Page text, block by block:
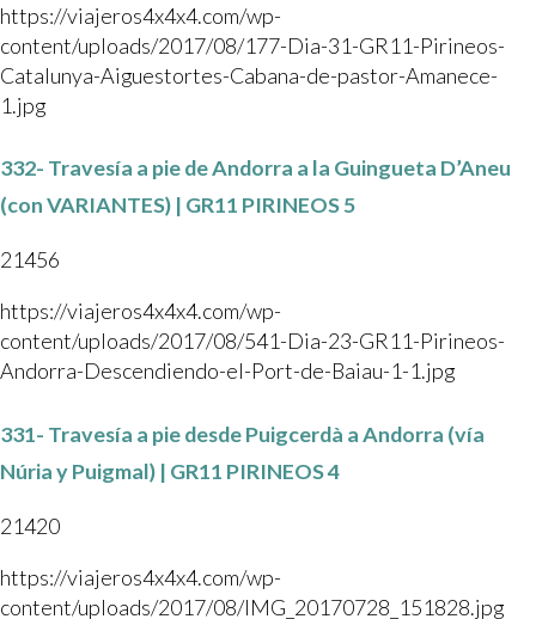
https://viajeros4x4x4.com/wp-
content/uploads/2017/08/177-Dia-31-GR11-Pirineos-
Catalunya-Aiguestortes-Cabana-de-pastor-Amanece-
1.jpg
332- Travesía a pie de Andorra a la Guingueta D’Aneu
(con VARIANTES) | GR11 PIRINEOS 5
21456
https://viajeros4x4x4.com/wp-
content/uploads/2017/08/541-Dia-23-GR11-Pirineos-
Andorra-Descendiendo-el-Port-de-Baiau-1-1.jpg
331- Travesía a pie desde Puigcerdà a Andorra (vía
Núria y Puigmal) | GR11 PIRINEOS 4
21420
https://viajeros4x4x4.com/wp-
content/uploads/2017/08/IMG_20170728_151828.jpg